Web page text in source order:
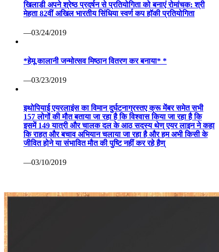
खिलाडी अपने श्रेष्ठ प्रदर्षन से प्रतियोगिता को बनाएं रोमांचक: श्री
मेहता 82वीं अखिल भारतीय सिंधिया स्वर्ण कप हॉकी प्रतियोगिता
—03/24/2019
*हेमू कालानी जन्मोत्सव मिष्ठान वितरण कर बनाया* *
—03/23/2019
इथोपियाई एयरलाइंस का विमान दुर्घटनाग्रस्तए क्रू मेंबर समेत सभी
157 लोगों की मौत बताया जा रहा है कि विश्वास किया जा रहा है कि
इसमें 149 यात्री और चालक दल के आठ सदस्य थेण् एयर लाइन ने कहा
कि राहत और बचाव अभियान चलाया जा रहा है और हम अभी किसी के
जीवित होने या संभावित मौत की पुष्टि नहीं कर रहे हैण्
—03/10/2019